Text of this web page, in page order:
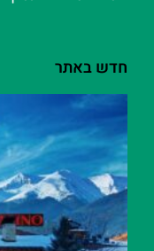
חדש באתר